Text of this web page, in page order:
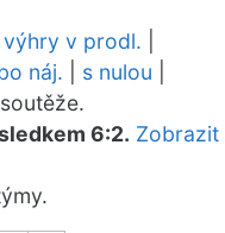
výhry v prodl.
náj. s nulou
6:2. Zobrazit